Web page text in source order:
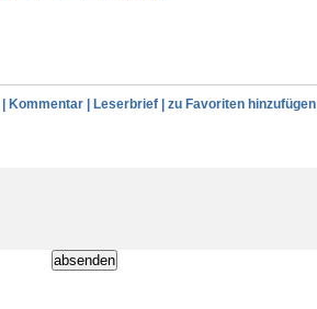
Kommentar Leserbrief zu Favoriten hinzufügen